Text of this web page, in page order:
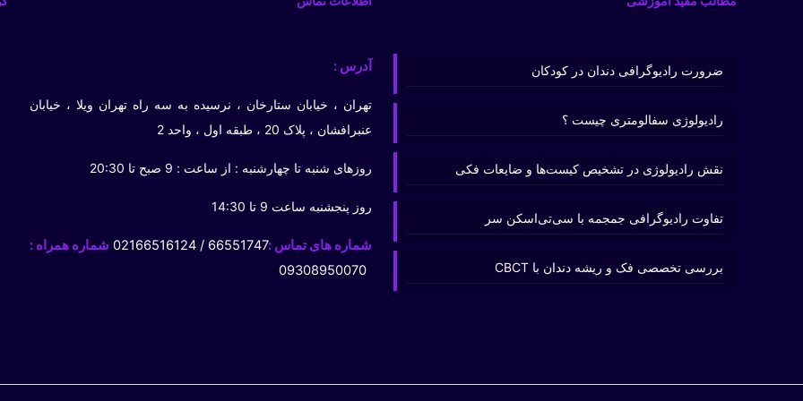
ضرورت رادیوگرافی دندان در کودکان
رادیولوژی سفالومتری چیست ؟
نقش رادیولوژی در تشخیص کیست‌ها و ضایعات فکی
تفاوت رادیوگرافی جمجمه با سی‌تی‌اسکن سر
بررسی تخصصی فک و ریشه دندان با CBCT
آدرس :
تهران ، خیابان ستارخان ، نرسیده به سه راه تهران ویلا ، خیابان
عنبرافشان ، پلاک 20 ، طبقه اول ، واحد 2
روزهای شنبه تا چهارشنبه : از ساعت : 9 صبح تا 20:30
روز پنجشنبه ساعت 9 تا 14:30
شماره های تماس :66551747 / 02166516124
شماره همراه :
09308950070